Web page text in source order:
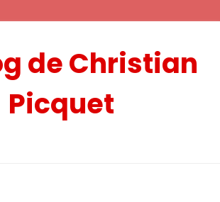
de Christian
Picquet